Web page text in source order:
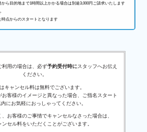
ら目的地まで1時間以上かかる場合は別途3,000円ご請求いたします
点からのスタートとなります
利用の場合は、必ず予約受付時にスタッフへお伝え
ください。
キャンセル料は無料でございます。
客様のイメージと異なった場合、ご指名スタート
にお気軽におっしゃってください。
お客様のご事情でキャンセルなさった場合は、
ンセル料をいただくことがございます。